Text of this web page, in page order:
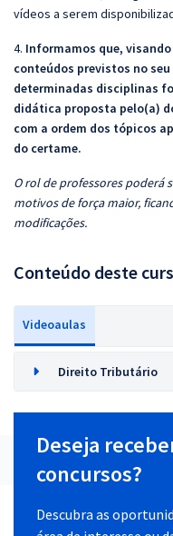
vídeos a serem
4. Informamos que,
conteúdos previstos no
determinadas disciplinas
didática proposta pelo(a)
com a ordem dos tópicos
do certame.
O rol de professores poderá
motivos de força maior,
modificações.
Conteúdo deste
Videoaulas
Direito Tributário
Deseja
concursos?
Descubra as